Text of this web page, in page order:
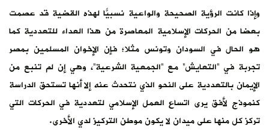
وإذا كانت الرؤية الصحيحة والواعية نسبيًّا لهذه القضية قد عصمت
بعضا من الحركات الإسلامية المعاصرة من هذا العداء للتعددية كما
هو الحال في السودان وتونس مثلا؛ فإن الإخوان المسلمين بمصر
تجربة في “التعايش” مع “الجمعية الشرعية”، وهي إن لم تنبع من
الإيمان بالتعددية على النحو الذي نتحدث عنه إلا أنها تستحق الدراسة
كنموذج لأفق يرى اتساع العمل الإسلامي لتعددية في الحركات التي
تركز كل منها على ميدان لا يكون موطن التركيز لدي الأخرى.